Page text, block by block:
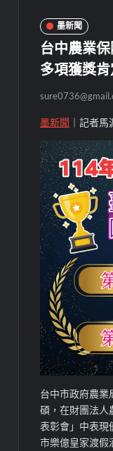
墨新聞
台中農業
多項獲獎
墨新聞 ｜記者
台中市政府農業
碩，在財團法人
表彰會」中表現
市樂億皇家渡假